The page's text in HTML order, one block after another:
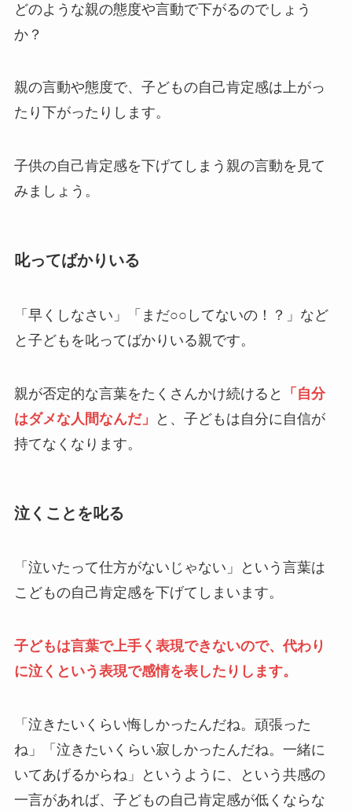
どのような親の態度や言動で下がるのでしょう
か？
親の言動や態度で、子どもの自己肯定感は上がっ
たり下がったりします。
子供の自己肯定感を下げてしまう親の言動を見て
みましょう。
叱ってばかりいる
「早くしなさい」「まだ○○してないの！？」など
と子どもを叱ってばかりいる親です。
親が否定的な言葉をたくさんかけ続けると
「自分
はダメな人間なんだ」
と、子どもは自分に自信が
持てなくなります。
泣くことを叱る
「泣いたって仕方がないじゃない」という言葉は
こどもの自己肯定感を下げてしまいます。
子どもは言葉で上手く表現できないので、代わり
に泣くという表現で感情を表したりします。
「泣きたいくらい悔しかったんだね。頑張った
ね」「泣きたいくらい寂しかったんだね。一緒に
いてあげるからね」というように、という共感の
一言があれば、子どもの自己肯定感が低くならな